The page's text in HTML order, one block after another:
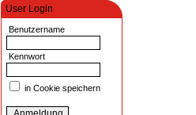
User Login
Benutzername
Kennwort
in Cookie speichern